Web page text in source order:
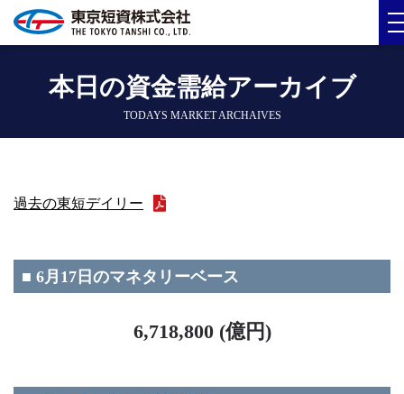
本日の資金需給アーカイブ
TODAYS MARKET ARCHAIVES
過去の東短デイリー
■ 6月17日のマネタリーベース
6,718,800 (億円)